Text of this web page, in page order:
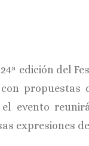
edición del
propuestas
evento
expresiones